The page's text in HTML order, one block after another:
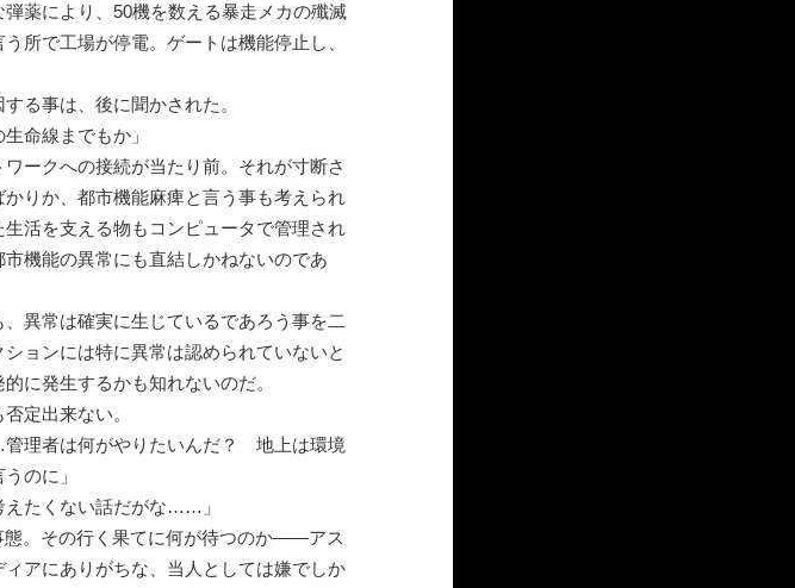
薬により、50機を数える暴走メカの殲滅
所で工場が停電。ゲートは機能停止し、
る事は、後に聞かされた。
命線までもか」
ークへの接続が当たり前。それが寸断さ
りか、都市機能麻痺と言う事も考えられ
活を支える物もコンピュータで管理され
機能の異常にも直結しかねないのであ
異常は確実に生じているであろう事を二
ョンには特に異常は認められていないと
に発生するかも知れないのだ。
定出来ない。
理者は何がやりたいんだ？ 地上は環境
のに」
たくない話だがな……」
。その行く果てに何が待つのか――アス
アにありがちな、当人としては嫌でしか